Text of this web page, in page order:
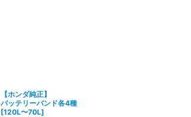
【ホンダ純正】
バッテリーバンド各4種
[120L〜70L]